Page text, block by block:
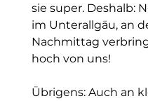
sie super. Deshalb:
im Unterallgäu, an
Nachmittag
hoch von uns!
Übrigens: Auch an